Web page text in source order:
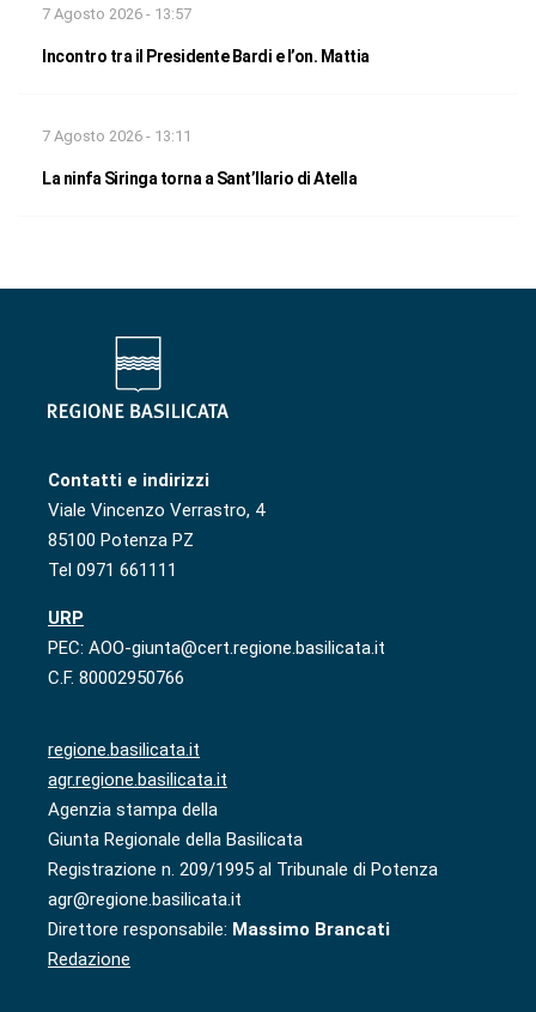
7 Agosto 2026 - 13:57
Incontro tra il Presidente Bardi e l’on. Mattia
7 Agosto 2026 - 13:11
La ninfa Siringa torna a Sant’Ilario di Atella
Contatti e indirizzi
Viale Vincenzo Verrastro, 4
85100 Potenza PZ
Tel 0971 661111
URP
PEC: AOO-giunta@cert.regione.basilicata.it
C.F. 80002950766
regione.basilicata.it
agr.regione.basilicata.it
Agenzia stampa della
Giunta Regionale della Basilicata
Registrazione n. 209/1995 al Tribunale di Potenza
agr@regione.basilicata.it
Direttore responsabile: Massimo Brancati
Redazione